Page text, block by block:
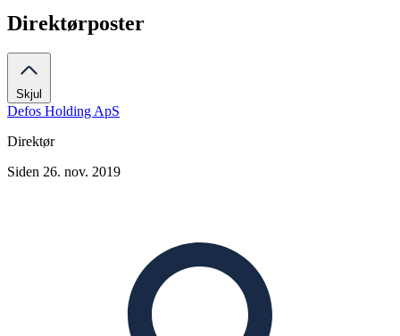
Direktørposter
Skjul
Defos Holding ApS
Direktør
Siden 26. nov. 2019